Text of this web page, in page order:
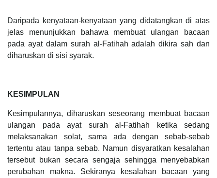
Daripada kenyataan-kenyataan yang didatangkan di atas
jelas menunjukkan bahawa membuat ulangan bacaan
pada ayat dalam surah al-Fatihah adalah dikira sah dan
diharuskan di sisi syarak.
KESIMPULAN
Kesimpulannya, diharuskan seseorang membuat bacaan
ulangan pada ayat surah al-Fatihah ketika sedang
melaksanakan solat, sama ada dengan sebab-sebab
tertentu atau tanpa sebab. Namun disyaratkan kesalahan
tersebut bukan secara sengaja sehingga menyebabkan
perubahan makna. Sekiranya kesalahan bacaan yang